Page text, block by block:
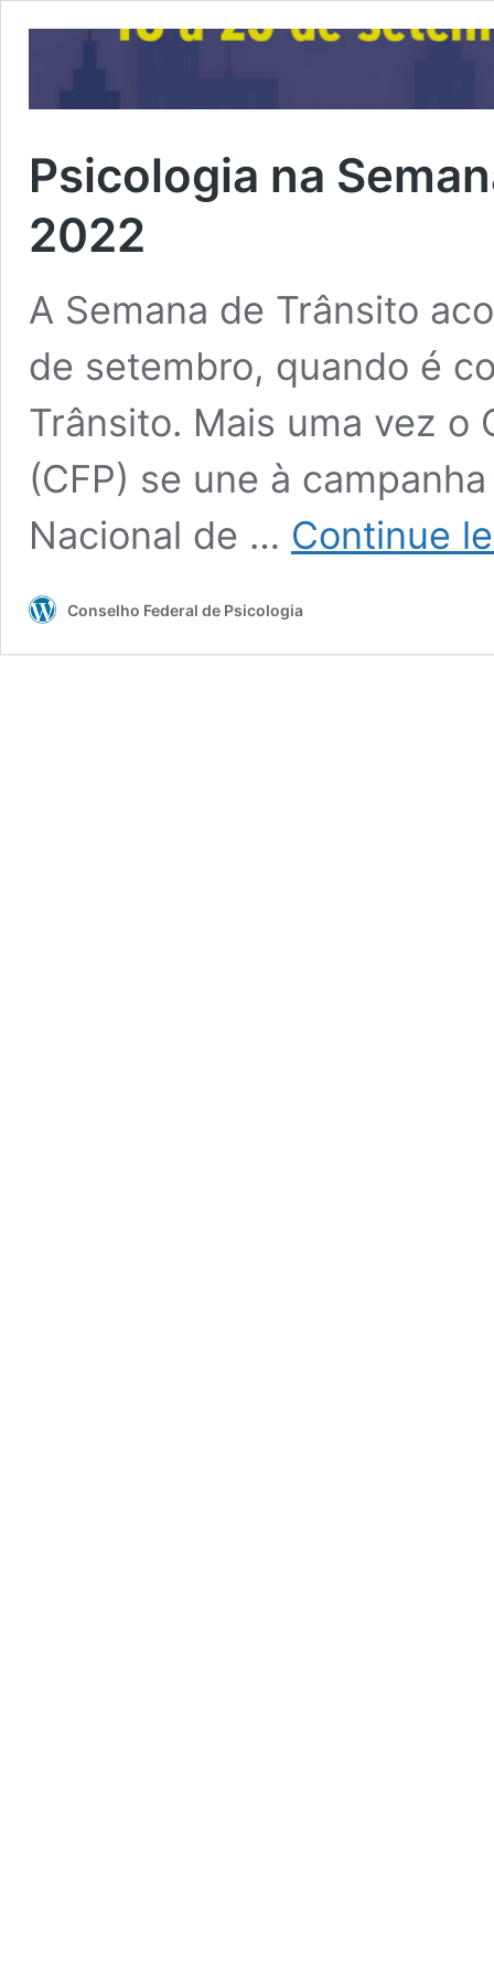
Psicologia na
2022
A Semana de Trânsito
de setembro, quando é
Trânsito. Mais uma vez o
(CFP) se une à
Nacional de … Continue
Conselho Federal de Psicologia